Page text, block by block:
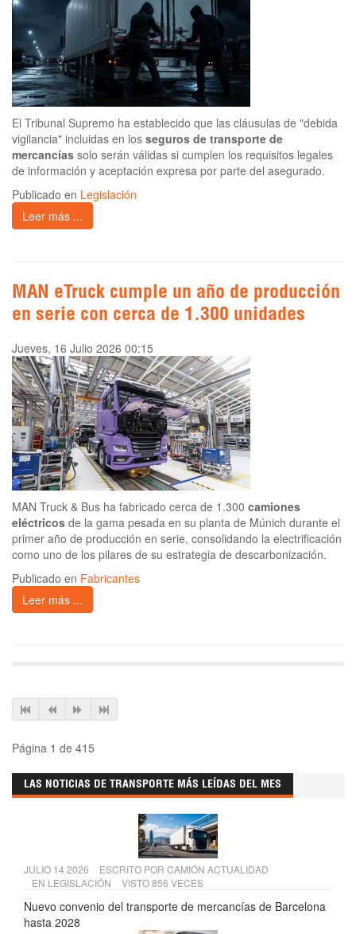
El Tribunal Supremo ha establecido que las cláusulas de "debida
vigilancia" incluidas en los seguros de transporte de
mercancías solo serán válidas si cumplen los requisitos legales
de información y aceptación expresa por parte del asegurado.
Publicado en Legislación
Leer más ...
MAN eTruck cumple un año de producción
en serie con cerca de 1.300 unidades
Jueves, 16 Julio 2026 00:15
MAN Truck & Bus ha fabricado cerca de 1.300 camiones
eléctricos de la gama pesada en su planta de Múnich durante el
primer año de producción en serie, consolidando la electrificación
como uno de los pilares de su estrategia de descarbonización.
Publicado en Fabricantes
Leer más ...
Página 1 de 415
LAS NOTICIAS DE TRANSPORTE MÁS LEÍDAS DEL MES
JULIO 14 2026 ESCRITO POR CAMIÓN ACTUALIDAD
EN LEGISLACIÓN VISTO 856 VECES
Nuevo convenio del transporte de mercancías de Barcelona
hasta 2028